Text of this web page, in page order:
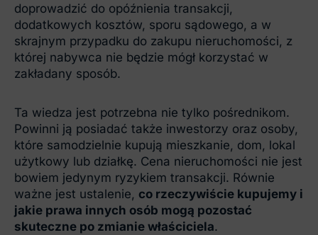
doprowadzić do opóźnienia transakcji,
dodatkowych kosztów, sporu sądowego, a w
skrajnym przypadku do zakupu nieruchomości, z
której nabywca nie będzie mógł korzystać w
zakładany sposób.
Ta wiedza jest potrzebna nie tylko pośrednikom.
Powinni ją posiadać także inwestorzy oraz osoby,
które samodzielnie kupują mieszkanie, dom, lokal
użytkowy lub działkę. Cena nieruchomości nie jest
bowiem jedynym ryzykiem transakcji. Równie
ważne jest ustalenie, co rzeczywiście kupujemy i
jakie prawa innych osób mogą pozostać
skuteczne po zmianie właściciela.